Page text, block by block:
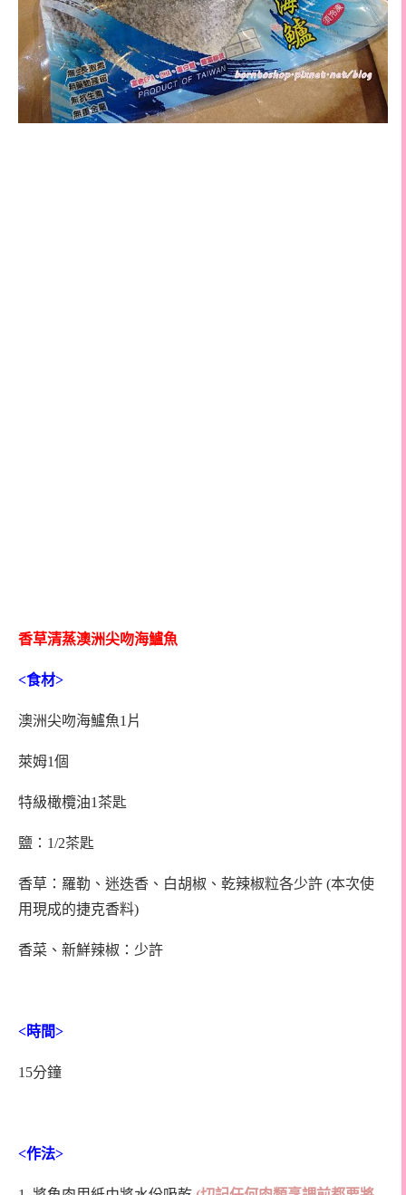
香草清蒸澳洲尖吻海鱸魚
<食材>
澳洲尖吻海鱸魚1片
萊姆1個
特級橄欖油1茶匙
鹽：1/2茶匙
香草：羅勒、迷迭香、白胡椒、乾辣椒粒各少許 (本次使
用現成的捷克香料)
香菜、新鮮辣椒：少許
<時間>
15分鐘
<作法>